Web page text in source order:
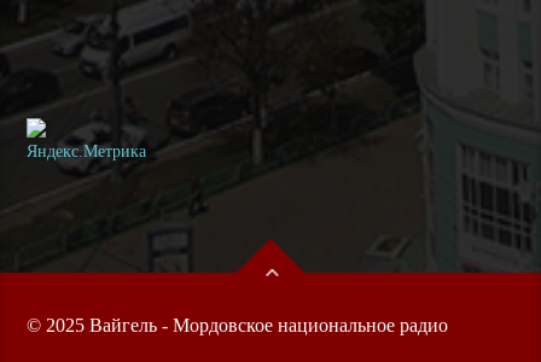
© 2025 Вайгель - Мордовское национальное радио